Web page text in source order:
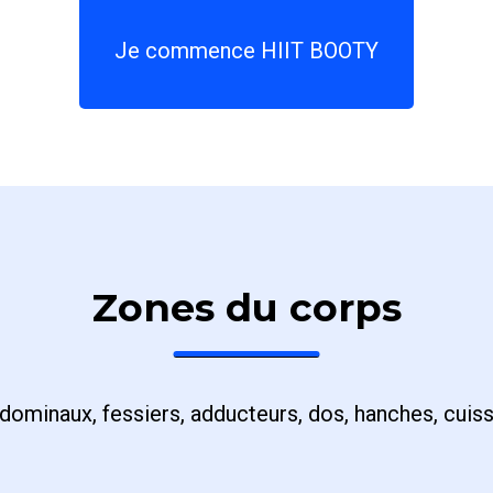
Je commence HIIT BOOTY
Zones du corps
fessiers, adducteurs, dos, hanches,